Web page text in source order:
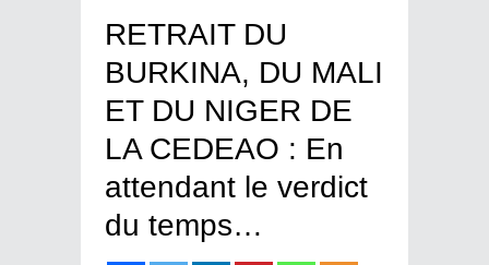
RETRAIT DU
BURKINA, DU MALI
ET DU NIGER DE
LA CEDEAO : En
attendant le verdict
du temps…